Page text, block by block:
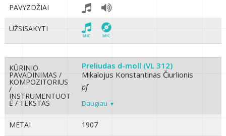
PAVYZDŽIAI
UŽSISAKYTI
KŪRINIO
PAVADINIMAS /
KOMPOZITORIUS
/
INSTRUMENTUOT
Ė / TEKSTAS
Preliudas d-moll (VL 312)
Mikalojus Konstantinas Čiurlionis
pf
Daugiau
METAI 1907